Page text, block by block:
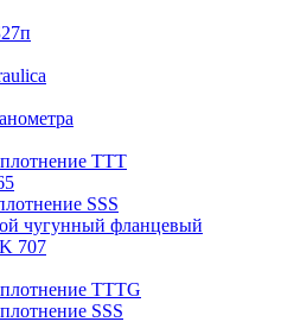
ТТТ
SSS
чугунный фланцевый
707
ТТТG
SSS